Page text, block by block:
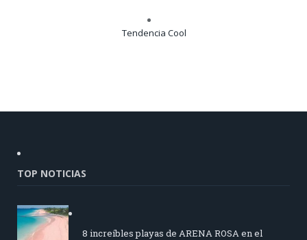
Tendencia Cool
TOP NOTICIAS
8 increíbles playas de ARENA ROSA en el